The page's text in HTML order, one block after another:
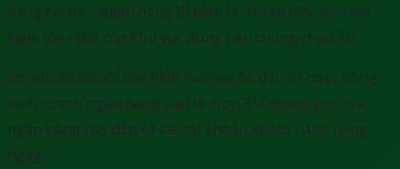
hàng Fortis – ngân hàng Bỉ hiện là chủ sở hữu tiền tiết
kiệm lớn nhất của Khu vực đồng tiền chung châu Âu.
Lợi nhuận cốt lõi của BNP Paribas SA đến từ hoạt động
kinh doanh ngân hàng bán lẻ. Hơn 3/4 doanh thu của
ngân hàng này đến từ các tài khoản khách hàng hàng
ngày.